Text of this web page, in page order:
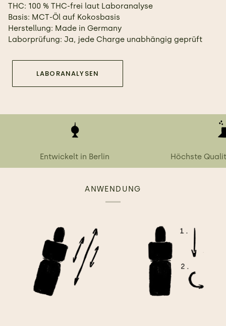
THC: 100 % THC-frei laut Laboranalyse
Basis: MCT-Öl auf Kokosbasis
Herstellung: Made in Germany
Laborprüfung: Ja, jede Charge unabhängig geprüft
LABORANALYSEN
Entwickelt in Berlin Höchste
ANWENDUNG